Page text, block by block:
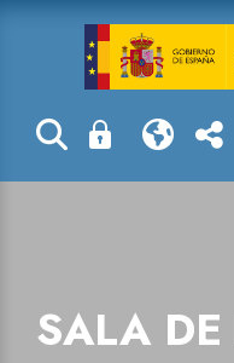
La
SALA